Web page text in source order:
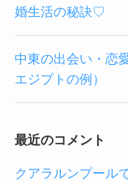
婚生活の秘訣♡
中東の出会い・恋
エジプトの例）
最近のコメント
クアラルンプール